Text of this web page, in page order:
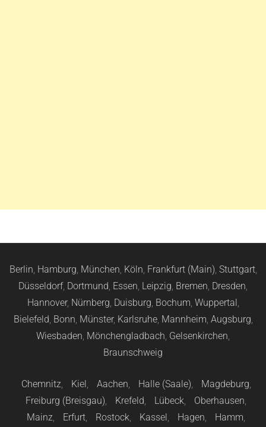
Berlin, Hamburg, München, Köln, Frankfurt (Main), Stuttgart,
Düsseldorf, Dortmund, Essen, Leipzig, Bremen, Dresden,
Hannover, Nürnberg, Duisburg, Bochum, Wuppertal,
Bielefeld, Bonn, Münster, Karlsruhe, Mannheim, Augsburg,
Wiesbaden, Mönchengladbach, Gelsenkirchen,
Braunschweig
Chemnitz, Kiel, Aachen, Halle (Saale), Magdeburg,
Freiburg (Breisgau), Krefeld, Lübeck, Oberhausen,
Mainz, Erfurt, Rostock, Kassel, Hagen, Hamm,